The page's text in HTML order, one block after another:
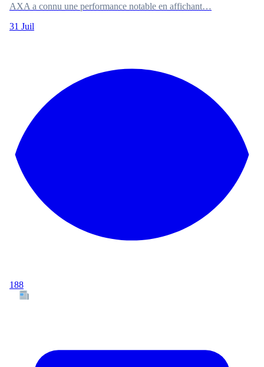
AXA a connu une performance notable en affichant…
31 Juil
188